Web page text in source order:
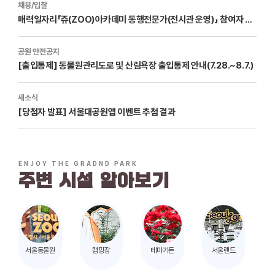
채용/입찰
매력일자리「쥬(ZOO)아카데미 동행전문가(전시관 운영)」 참여자 모집
공원 안전공지
[출입통제] 동물원관리도로 및 산림욕장 출입통제 안내(7.28.~8.7.)
새소식
[당첨자 발표] 서울대공원앱 이벤트 추첨 결과
ENJOY THE GRADND PARK
주변 시설 알아보기
서울동물원 캠핑장 테마가든 서울랜드